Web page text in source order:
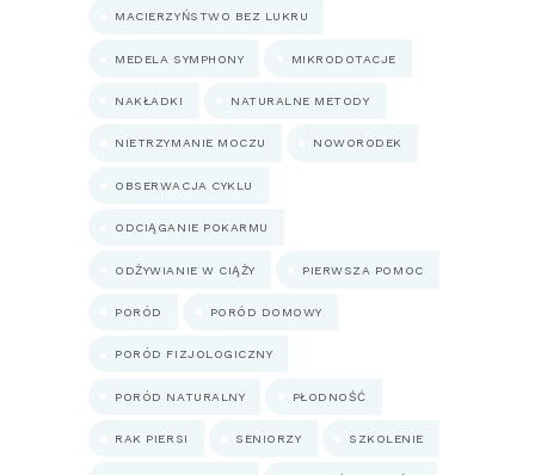
MACIERZYŃSTWO BEZ LUKRU
MEDELA SYMPHONY MIKRODOTACJE
NAKŁADKI NATURALNE METODY
NIETRZYMANIE MOCZU NOWORODEK
OBSERWACJA CYKLU
ODCIĄGANIE POKARMU
ODŻYWIANIE W CIĄŻY PIERWSZA POMOC
PORÓD PORÓD DOMOWY
PORÓD FIZJOLOGICZNY
PORÓD NATURALNY PŁODNOŚĆ
RAK PIERSI SENIORZY SZKOLENIE